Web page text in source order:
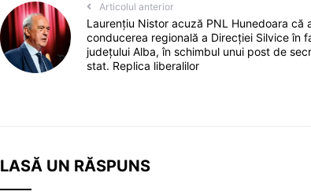
Articolul anterior
Laurențiu Nistor acuză PNL Hunedoara că
conducerea regională a Direcției Silvice în
județului Alba, în schimbul unui post de
stat. Replica liberalilor
LASĂ UN RĂSPUNS